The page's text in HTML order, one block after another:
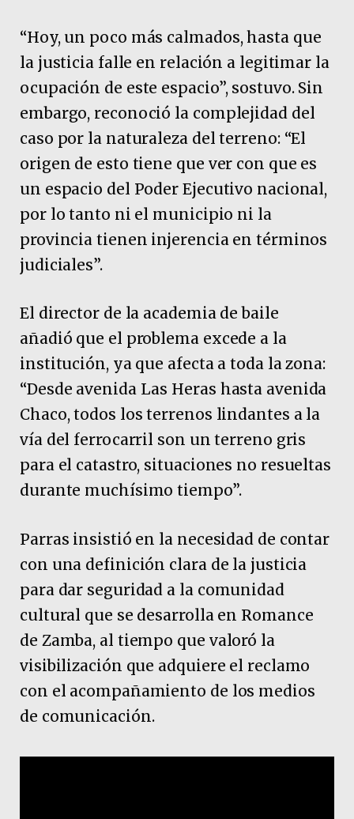
“Hoy, un poco más calmados, hasta que
la justicia falle en relación a legitimar la
ocupación de este espacio”, sostuvo. Sin
embargo, reconoció la complejidad del
caso por la naturaleza del terreno: “El
origen de esto tiene que ver con que es
un espacio del Poder Ejecutivo nacional,
por lo tanto ni el municipio ni la
provincia tienen injerencia en términos
judiciales”.
El director de la academia de baile
añadió que el problema excede a la
institución, ya que afecta a toda la zona:
“Desde avenida Las Heras hasta avenida
Chaco, todos los terrenos lindantes a la
vía del ferrocarril son un terreno gris
para el catastro, situaciones no resueltas
durante muchísimo tiempo”.
Parras insistió en la necesidad de contar
con una definición clara de la justicia
para dar seguridad a la comunidad
cultural que se desarrolla en Romance
de Zamba, al tiempo que valoró la
visibilización que adquiere el reclamo
con el acompañamiento de los medios
de comunicación.